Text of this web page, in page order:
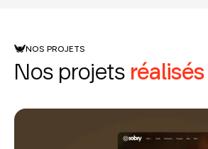
NOS PROJETS
Nos projets réalisés